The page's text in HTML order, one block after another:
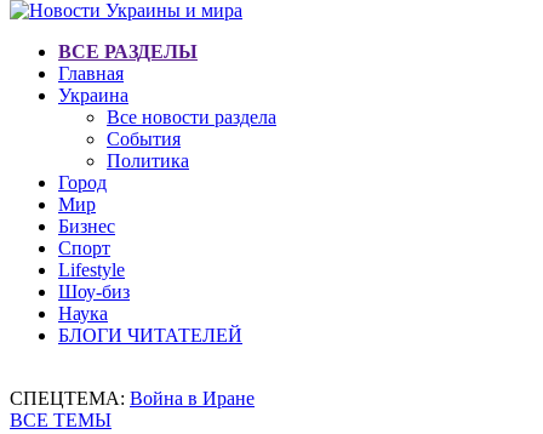
ВСЕ РАЗДЕЛЫ
Главная
Украина
Все новости раздела
События
Политика
Город
Мир
Бизнес
Спорт
Lifestyle
Шоу-биз
Наука
БЛОГИ ЧИТАТЕЛЕЙ
СПЕЦТЕМА: Война в Иране
ВСЕ ТЕМЫ